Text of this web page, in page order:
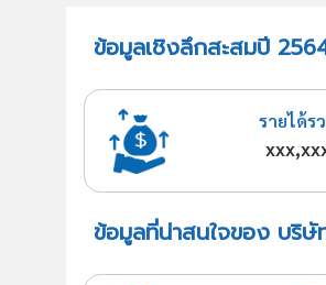
ข้อมูลเชิงลึกสะสมปี
รายได้ร
ข้อมูลที่น่าสนใจของ บริษั